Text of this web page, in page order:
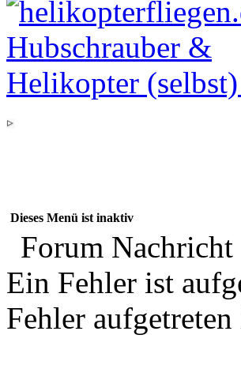
Dieses Menü ist inaktiv
Forum Nachricht
Ein Fehler ist
Fehler